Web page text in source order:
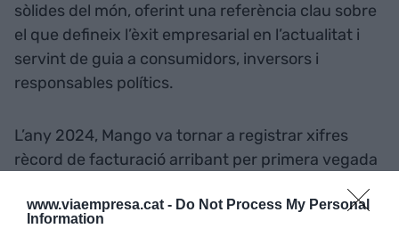
www.viaempresa.cat - Do Not Process My Personal
Information
sòlides del món, oferint una referència clau sobre
el que defineix l’èxit empresarial en l’actualitat i
servint de guia a consumidors, inversors i
responsables polítics.
L’any 2024, Mango va tornar a registrar xifres
rècord de facturació arribant per primera vegada
creixement que marca el seu Pla Estratègic 4E